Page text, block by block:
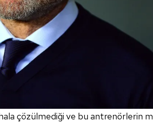
çözülmediği ve bu antrenörlerin